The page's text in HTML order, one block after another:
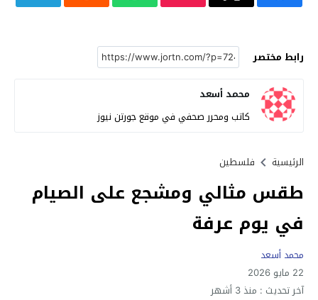
رابط مختصر
محمد أسعد
كاتب ومحرر صحفي في موقع جورتن نيوز
الرئيسية فلسطين
طقس مثالي ومشجع على الصيام
في يوم عرفة
محمد أسعد
22 مايو 2026
آخر تحديث : منذ 3 أشهر